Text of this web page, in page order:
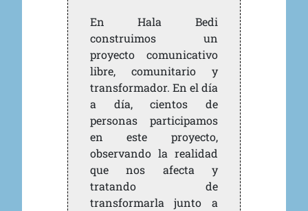
En Hala Bedi
construimos un
proyecto comunicativo
libre, comunitario y
transformador. En el día
a día, cientos de
personas participamos
en este proyecto,
observando la realidad
que nos afecta y
tratando de
transformarla junto a